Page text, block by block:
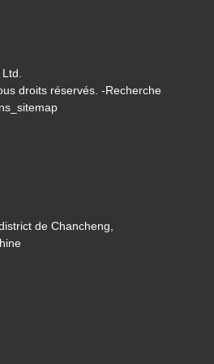
droits réservés. -Recherche
de Chancheng,